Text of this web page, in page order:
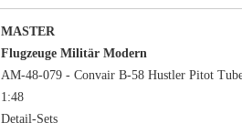
MASTER
Flugzeuge Militär Modern
AM-48-079 - Convair B-58 Hustler Pitot
1:48
Detail-Sets